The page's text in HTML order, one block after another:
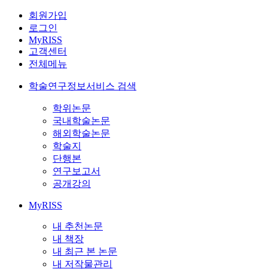
회원가입
로그인
MyRISS
고객센터
전체메뉴
학술연구정보서비스 검색
학위논문
국내학술논문
해외학술논문
학술지
단행본
연구보고서
공개강의
MyRISS
내 추천논문
내 책장
내 최근 본 논문
내 저작물관리